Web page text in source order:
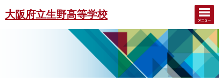
大阪府立生野高等学校